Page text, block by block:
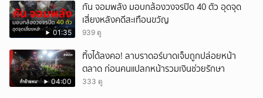
01:35
กัน จอมพลัง มอบกล้องวงจรปิด 40 ตัว อุดจุด
เสี่ยงหลังคดีสะเทือนขวัญ
939 ดู
04:00
ทิ้งได้ลงคอ! ลาบราดอร์บาดเจ็บถูกปล่อยหน้า
ตลาด ก่อนคนแปลกหน้ารวมเงินช่วยรักษา
333 ดู